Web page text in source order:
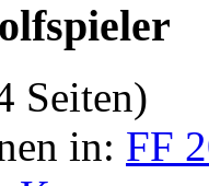
Seiten)
in: FF